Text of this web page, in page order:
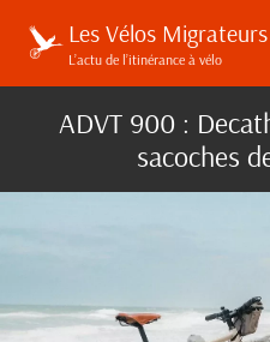
Les Vélos Migrateurs
L’actu de l’itinérance à vélo
ADVT 900 :
sacoches